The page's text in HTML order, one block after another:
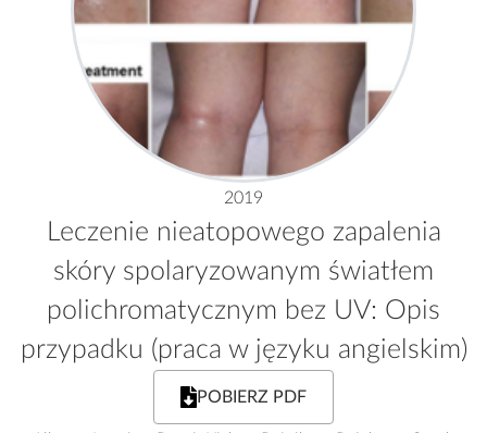
2019
Leczenie nieatopowego zapalenia
skóry spolaryzowanym światłem
polichromatycznym bez UV: Opis
przypadku (praca w języku angielskim)
POBIERZ PDF